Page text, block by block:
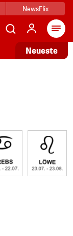
NewsFlix
Neueste